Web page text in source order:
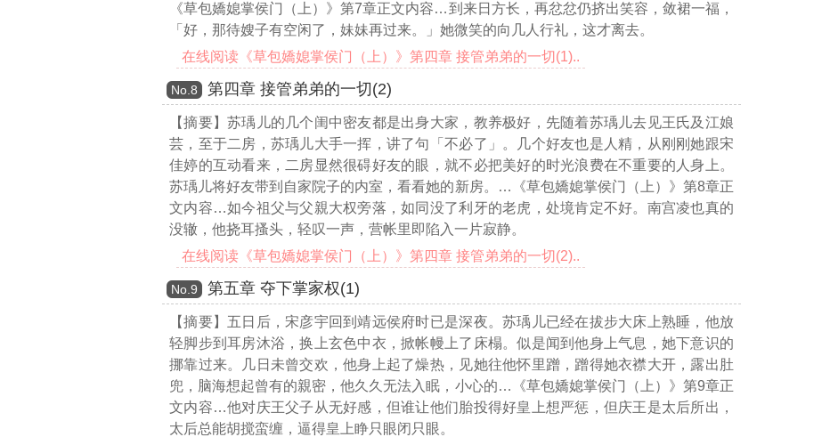
《草包嬌媳掌侯门（上）》第7章正文内容…到来日方长，再忿忿仍挤出笑容，敛裙一福，
「好，那待嫂子有空闲了，妹妹再过来。」她微笑的向几人行礼，这才离去。
在线阅读《草包嬌媳掌侯门（上）》第四章 接管弟弟的一切(1)..
Νο.8 第四章 接管弟弟的一切(2)
【摘要】苏瑀儿的几个闺中密友都是出身大家，教养极好，先随着苏瑀儿去见王氏及江娘
芸，至于二房，苏瑀儿大手一挥，讲了句「不必了」。几个好友也是人精，从刚刚她跟宋
佳婷的互动看来，二房显然很碍好友的眼，就不必把美好的时光浪费在不重要的人身上。
苏瑀儿将好友带到自家院子的内室，看看她的新房。
…《草包嬌媳掌侯门（上）》第8章正
文内容…如今祖父与父親大权旁落，如同没了利牙的老虎，处境肯定不好。南宫凌也真的
没辙，他挠耳搔头，轻叹一声，营帐里即陷入一片寂静。
在线阅读《草包嬌媳掌侯门（上）》第四章 接管弟弟的一切(2)..
Νο.9 第五章 夺下掌家权(1)
【摘要】五日后，宋彦宇回到靖远侯府时已是深夜。苏瑀儿已经在拔步大床上熟睡，他放
轻脚步到耳房沐浴，换上玄色中衣，掀帐幔上了床榻。似是闻到他身上气息，她下意识的
挪靠过来。几日未曾交欢，他身上起了燥热，见她往他怀里蹭，蹭得她衣襟大开，露出肚
兜，脑海想起曾有的親密，他久久无法入眠，小心的…《草包嬌媳掌侯门（上）》第9章正
文内容…他对庆王父子从无好感，但谁让他们胎投得好皇上想严惩，但庆王是太后所出，
太后总能胡搅蛮缠，逼得皇上睁只眼闭只眼。